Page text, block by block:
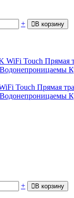
+ В корзину
Touch Прямая
Водонепроницаемы
+ В корзину